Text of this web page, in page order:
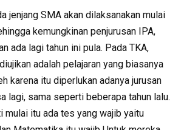
jenjang SMA akan dilaksanakan mulai
kemungkinan penjurusan IPA,
ada lagi tahun ini pula. Pada TKA,
adalah pelajaran yang biasanya
karena itu diperlukan adanya jurusan
lagi, sama seperti beberapa tahun lalu.
mulai itu ada tes yang wajib yaitu